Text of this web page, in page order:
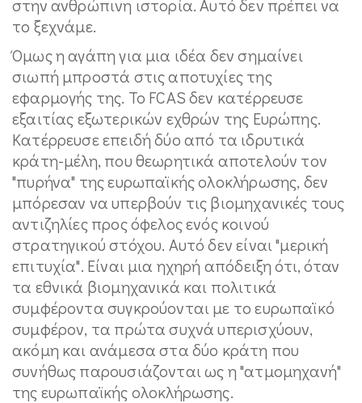
στην ανθρώπινη ιστορία. Αυτό δεν πρέπει να
το ξεχνάμε.
Όμως η αγάπη για μια ιδέα δεν σημαίνει
σιωπή μπροστά στις αποτυχίες της
εφαρμογής της. Το FCAS δεν κατέρρευσε
εξαιτίας εξωτερικών εχθρών της Ευρώπης.
Κατέρρευσε επειδή δύο από τα ιδρυτικά
κράτη-μέλη, που θεωρητικά αποτελούν τον
"πυρήνα" της ευρωπαϊκής ολοκλήρωσης, δεν
μπόρεσαν να υπερβούν τις βιομηχανικές τους
αντιζηλίες προς όφελος ενός κοινού
στρατηγικού στόχου. Αυτό δεν είναι "μερική
επιτυχία". Είναι μια ηχηρή απόδειξη ότι, όταν
τα εθνικά βιομηχανικά και πολιτικά
συμφέροντα συγκρούονται με το ευρωπαϊκό
συμφέρον, τα πρώτα συχνά υπερισχύουν,
ακόμη και ανάμεσα στα δύο κράτη που
συνήθως παρουσιάζονται ως η "ατμομηχανή"
της ευρωπαϊκής ολοκλήρωσης.